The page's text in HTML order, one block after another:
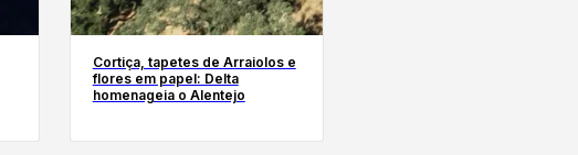
Cortiça, tapetes de Arraiolos e
flores em papel: Delta
homenageia o Alentejo